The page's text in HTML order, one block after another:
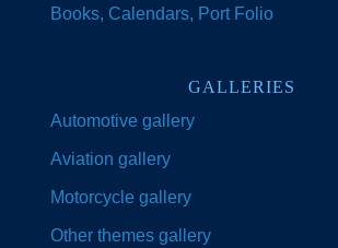
Books, Calendars, Port Folio
GALLERIES
Automotive gallery
Aviation gallery
Motorcycle gallery
Other themes gallery